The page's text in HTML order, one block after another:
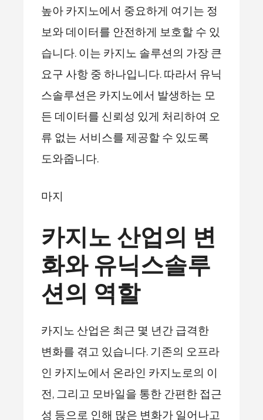
높아 카지노에서 중요하게 여기는 정
보와 데이터를 안전하게 보호할 수 있
습니다. 이는 카지노 솔루션의 가장 큰
요구 사항 중 하나입니다. 따라서 유닉
스솔루션은 카지노에서 발생하는 모
든 데이터를 신뢰성 있게 처리하여 오
류 없는 서비스를 제공할 수 있도록
도와줍니다.
마지
카지노 산업의 변
화와 유닉스솔루
션의 역할
카지노 산업은 최근 몇 년간 급격한
변화를 겪고 있습니다. 기존의 오프라
인 카지노에서 온라인 카지노로의 이
전, 그리고 모바일을 통한 간편한 접근
성 등으로 인해 많은 변화가 일어나고